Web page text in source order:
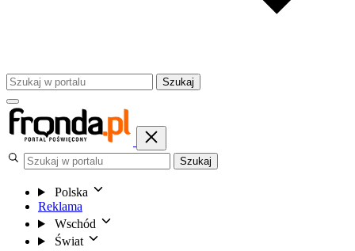
Szukaj
Szukaj
Polska
Reklama
Wschód
Świat